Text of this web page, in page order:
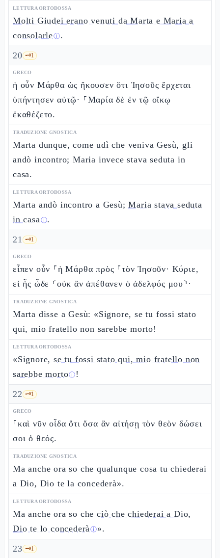
LETTURA ORTODOSSA
Molti Giudei erano venuti da Marta e Maria a
consolarleⓘ.
20 🗝️1
GRECO
ἡ οὖν Μάρθα ὡς ἤκουσεν ὅτι Ἰησοῦς ἔρχεται
ὑπήντησεν αὐτῷ· ⸀Μαρία δὲ ἐν τῷ οἴκῳ
ἐκαθέζετο.
TRADUZIONE GNOSTICA
Marta dunque, come udì che veniva Gesù, gli
andò incontro; Maria invece stava seduta in
casa.
LETTURA ORTODOSSA
Marta andò incontro a Gesù;Maria stava seduta
in casaⓘ.
21 🗝️1
GRECO
εἶπεν οὖν ⸀ἡ Μάρθα πρὸς ⸀τὸν Ἰησοῦν· Κύριε,
εἰ ἦς ὧδε ⸂οὐκ ἂν ἀπέθανεν ὁ ἀδελφός μου⸃·
TRADUZIONE GNOSTICA
Marta disse a Gesù: «Signore, se tu fossi stato
qui, mio fratello non sarebbe morto!
LETTURA ORTODOSSA
«Signore,se tu fossi stato qui, mio fratello non
sarebbe mortoⓘ !
22 🗝️1
GRECO
⸀καὶ νῦν οἶδα ὅτι ὅσα ἂν αἰτήσῃ τὸν θεὸν δώσει
σοι ὁ θεός.
TRADUZIONE GNOSTICA
Ma anche ora so che qualunque cosa tu chiederai
a Dio, Dio te la concederà».
LETTURA ORTODOSSA
Ma anche ora so checiò che chiederai a Dio,
Dio te lo concederàⓘ».
23 🗝️1